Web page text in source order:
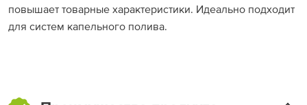
повышает товарные характеристики. Идеально подходит
для систем капельного полива.